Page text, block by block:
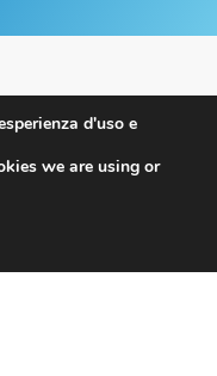
d'uso e
we are using or